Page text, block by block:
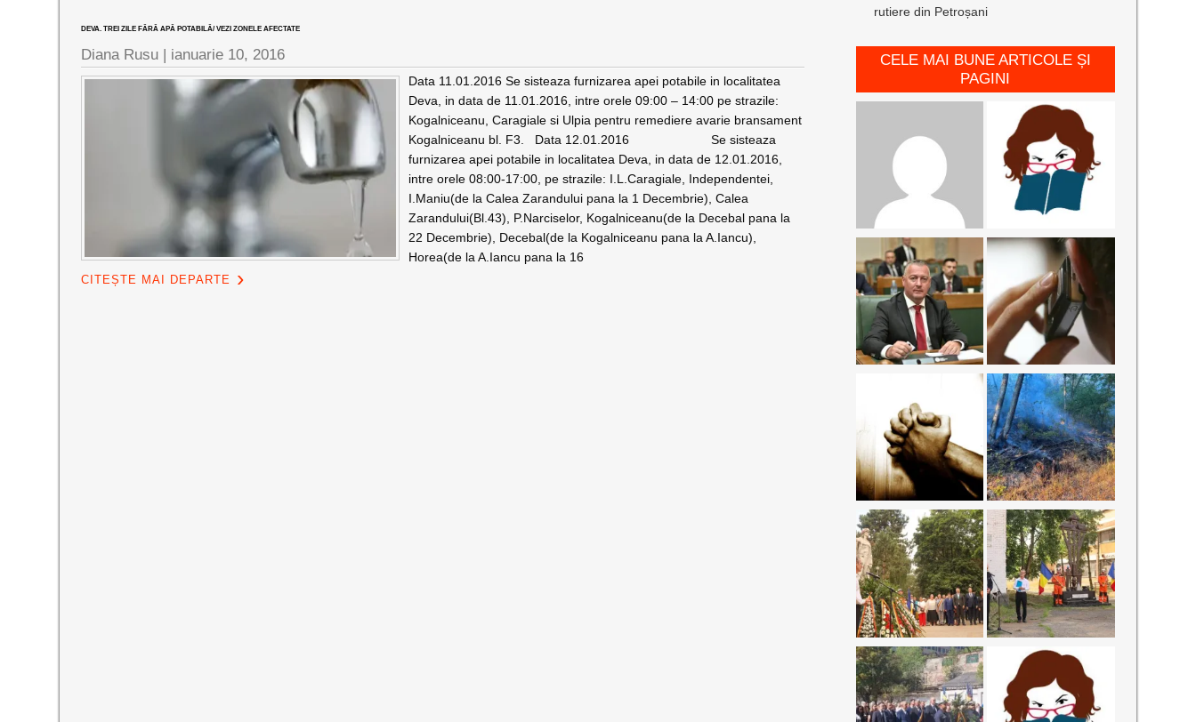
DEVA. TREI ZILE FĂRĂ APĂ POTABILĂ/ VEZI ZONELE AFECTATE
Diana Rusu | ianuarie 10, 2016
Data 11.01.2016 Se sisteaza furnizarea apei potabile in localitatea
Deva, in data de 11.01.2016, intre orele 09:00 – 14:00 pe strazile:
Kogalniceanu, Caragiale si Ulpia pentru remediere avarie bransament
Kogalniceanu bl. F3. Data 12.01.2016 Se sisteaza
furnizarea apei potabile in localitatea Deva, in data de 12.01.2016,
intre orele 08:00-17:00, pe strazile: I.L.Caragiale, Independentei,
I.Maniu(de la Calea Zarandului pana la 1 Decembrie), Calea
Zarandului(Bl.43), P.Narciselor, Kogalniceanu(de la Decebal pana la
22 Decembrie), Decebal(de la Kogalniceanu pana la A.Iancu),
Horea(de la A.Iancu pana la 16
CITEȘTE MAI DEPARTE
rutiere din Petroșani
CELE MAI BUNE ARTICOLE ȘI
PAGINI